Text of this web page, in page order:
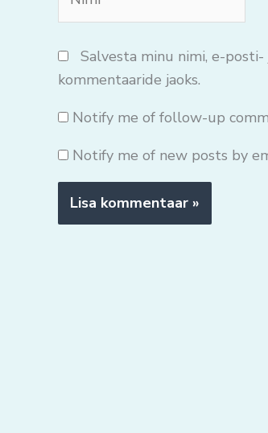
Salvesta minu nimi, e-
kommentaaride jaoks.
Notify me of follow-up
Notify me of new posts by